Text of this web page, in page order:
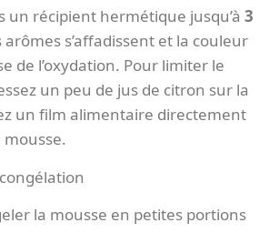
récipient hermétique jusqu’à 3
arômes s’affadissent et la couleur
de l’oxydation. Pour limiter le
un peu de jus de citron sur la
un film alimentaire directement
mousse.
la mousse en petites portions